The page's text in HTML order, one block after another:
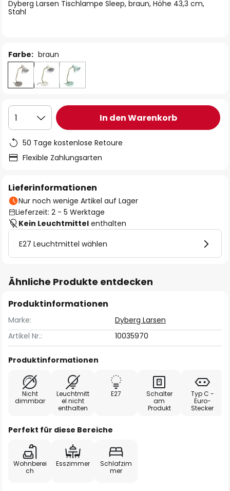
Dyberg Larsen Tischlampe Sleep, braun, Höhe 43,3 cm,
Stahl
Farbe: braun
1 In den Warenkorb
50 Tage kostenlose Retoure
Flexible Zahlungsarten
Lieferinformationen
Nur noch wenige Artikel auf Lager
Lieferzeit: 2 - 5 Werktage
Kein Leuchtmittel enthalten
E27 Leuchtmittel wählen
Ähnliche Produkte entdecken
Produktinformationen
Marke:
Dyberg Larsen
Artikel Nr.:
10035970
Produktinformationen
Nicht
dimmbar
Leuchtmitt
el nicht
enthalten
E27
Schalter
am
Produkt
Typ C -
Euro-
Stecker
Perfekt für diese Bereiche
Wohnberei
ch
Esszimmer
Schlafzim
mer